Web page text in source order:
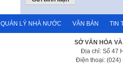
QUẢN LÝ NHÀ NƯỚC VĂN BẢN TIN
SỞ VĂN HÓA
Địa chỉ: Số 47
Điện thoại: (024)